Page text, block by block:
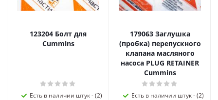
123204 Болт для
Cummins
Есть в наличии штук - (2)
179063 Заглушка
(пробка) перепускного
клапана масляного
насоса PLUG RETAINER
Cummins
Есть в наличии штук - (2)